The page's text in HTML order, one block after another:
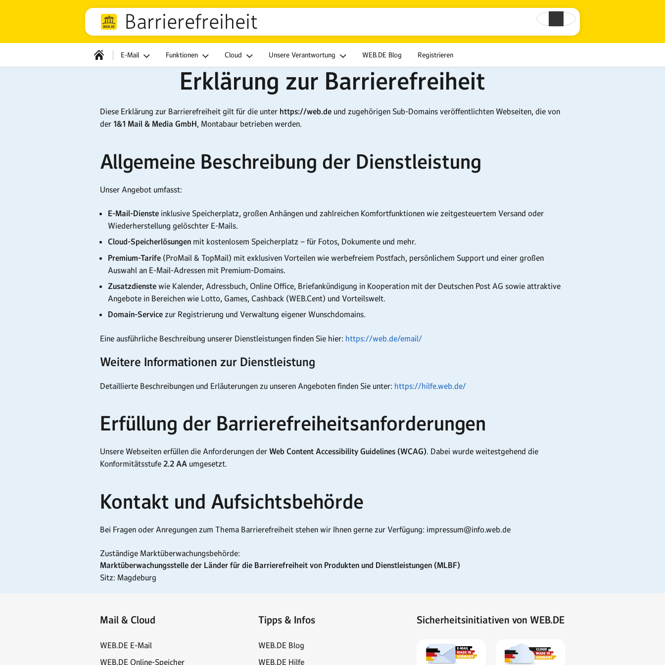
Barrierefreiheit
E-Mail Funktionen Cloud Unsere Verantwortung WEB.DE Blog Registrieren
Erklärung zur Barrierefreiheit
Diese Erklärung zur Barrierefreiheit gilt für die unter https://web.de und zugehörigen Sub-Domains veröffentlichten Webseiten, die von
der 1&1 Mail & Media GmbH, Montabaur betrieben werden.
Allgemeine Beschreibung der Dienstleistung
Unser Angebot umfasst:
E-Mail-Dienste inklusive Speicherplatz, großen Anhängen und zahlreichen Komfortfunktionen wie zeitgesteuertem Versand oder
Wiederherstellung gelöschter E-Mails.
Cloud-Speicherlösungen mit kostenlosem Speicherplatz – für Fotos, Dokumente und mehr.
Premium-Tarife (ProMail & TopMail) mit exklusiven Vorteilen wie werbefreiem Postfach, persönlichem Support und einer großen
Auswahl an E-Mail-Adressen mit Premium-Domains.
Zusatzdienste wie Kalender, Adressbuch, Online Office, Briefankündigung in Kooperation mit der Deutschen Post AG sowie attraktive
Angebote in Bereichen wie Lotto, Games, Cashback (WEB.Cent) und Vorteilswelt.
Domain-Service zur Registrierung und Verwaltung eigener Wunschdomains.
Eine ausführliche Beschreibung unserer Dienstleistungen finden Sie hier: https://web.de/email/
Weitere Informationen zur Dienstleistung
Detaillierte Beschreibungen und Erläuterungen zu unseren Angeboten finden Sie unter: https://hilfe.web.de/
Erfüllung der Barrierefreiheitsanforderungen
Unsere Webseiten erfüllen die Anforderungen der Web Content Accessibility Guidelines (WCAG). Dabei wurde weitestgehend die
Konformitätsstufe 2.2 AA umgesetzt.
Kontakt und Aufsichtsbehörde
Bei Fragen oder Anregungen zum Thema Barrierefreiheit stehen wir Ihnen gerne zur Verfügung: impressum@info.web.de
Zuständige Marktüberwachungsbehörde:
Marktüberwachungsstelle der Länder für die Barrierefreiheit von Produkten und Dienstleistungen (MLBF)
Sitz: Magdeburg
Mail & Cloud
WEB.DE E-Mail
WEB.DE Online-Speicher
Tipps & Infos
WEB.DE Blog
WEB.DE Hilfe
Sicherheitsinitiativen von WEB.DE